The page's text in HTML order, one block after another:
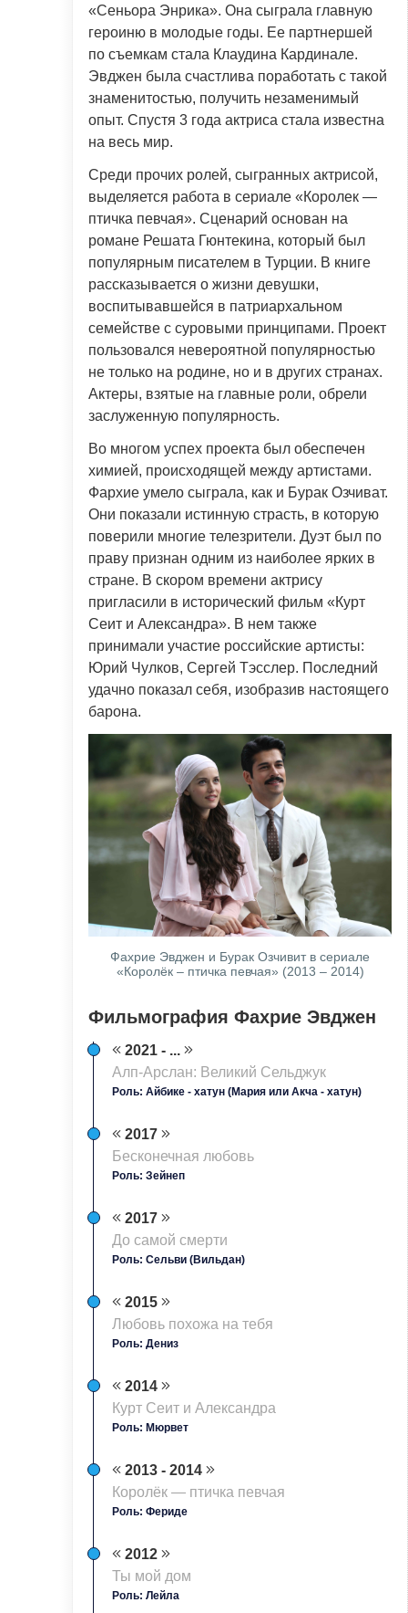
«Сеньора Энрика». Она сыграла главную
героиню в молодые годы. Ее партнершей
по съемкам стала Клаудина Кардинале.
Эвджен была счастлива поработать с такой
знаменитостью, получить незаменимый
опыт. Спустя 3 года актриса стала известна
на весь мир.
Среди прочих ролей, сыгранных актрисой,
выделяется работа в сериале «Королек —
птичка певчая». Сценарий основан на
романе Решата Гюнтекина, который был
популярным писателем в Турции. В книге
рассказывается о жизни девушки,
воспитывавшейся в патриархальном
семействе с суровыми принципами. Проект
пользовался невероятной популярностью
не только на родине, но и в других странах.
Актеры, взятые на главные роли, обрели
заслуженную популярность.
Во многом успех проекта был обеспечен
химией, происходящей между артистами.
Фархие умело сыграла, как и Бурак Озчиват.
Они показали истинную страсть, в которую
поверили многие телезрители. Дуэт был по
праву признан одним из наиболее ярких в
стране. В скором времени актрису
пригласили в исторический фильм «Курт
Сеит и Александра». В нем также
принимали участие российские артисты:
Юрий Чулков, Сергей Тэсслер. Последний
удачно показал себя, изобразив настоящего
барона.
Фахрие Эвджен и Бурак Озчивит в сериале
«Королёк – птичка певчая» (2013 – 2014)
Фильмография Фахрие Эвджен
2021 - ...
Алп-Арслан: Великий Сельджук
Роль: Айбике - хатун (Мария или Акча - хатун)
2017
Бесконечная любовь
Роль: Зейнеп
2017
До самой смерти
Роль: Сельви (Вильдан)
2015
Любовь похожа на тебя
Роль: Дениз
2014
Курт Сеит и Александра
Роль: Мюрвет
2013 - 2014
Королёк — птичка певчая
Роль: Фериде
2012
Ты мой дом
Роль: Лейла